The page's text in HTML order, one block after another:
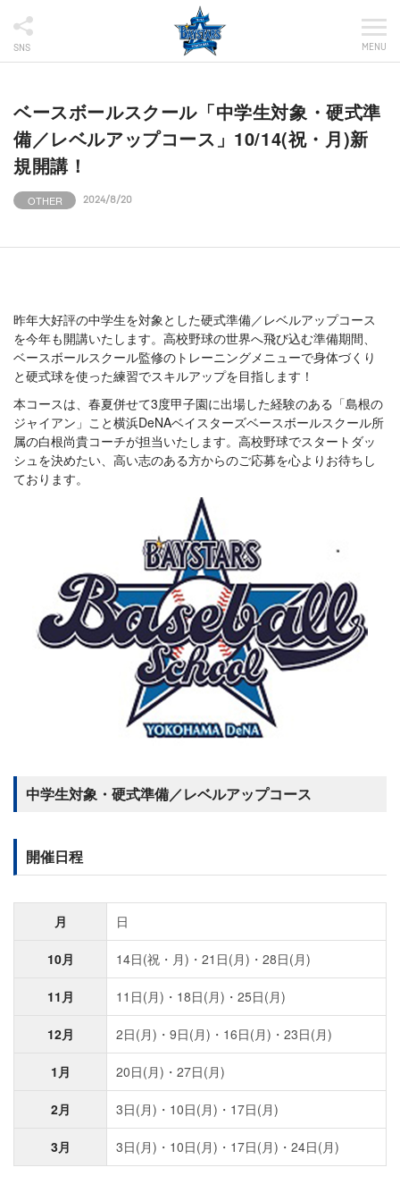
SNS MENU
ベースボールスクール「中学生対象・硬式準
備／レベルアップコース」10/14(祝・月)新
規開講！
OTHER 2024/8/20
昨年大好評の中学生を対象とした硬式準備／レベルアップコース
を今年も開講いたします。高校野球の世界へ飛び込む準備期間、
ベースボールスクール監修のトレーニングメニューで身体づくり
と硬式球を使った練習でスキルアップを目指します！
本コースは、春夏併せて3度甲子園に出場した経験のある「島根の
ジャイアン」こと横浜DeNAベイスターズベースボールスクール所
属の白根尚貴コーチが担当いたします。高校野球でスタートダッ
シュを決めたい、高い志のある方からのご応募を心よりお待ちし
ております。
中学生対象・硬式準備／レベルアップコース
開催日程
月 日
10月 14日(祝・月)・21日(月)・28日(月)
11月 11日(月)・18日(月)・25日(月)
12月 2日(月)・9日(月)・16日(月)・23日(月)
1月 20日(月)・27日(月)
2月 3日(月)・10日(月)・17日(月)
3月 3日(月)・10日(月)・17日(月)・24日(月)